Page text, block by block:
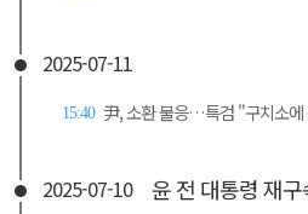
2025-07-11
15:40 尹, 소환 불응…특검 "구치소에
2025-07-10 윤 전 대통령 재구